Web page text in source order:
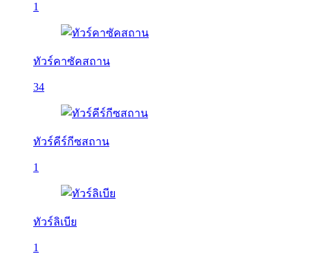
1
ทัวร์คาซัคสถาน
34
ทัวร์คีร์กีซสถาน
1
ทัวร์ลิเบีย
1